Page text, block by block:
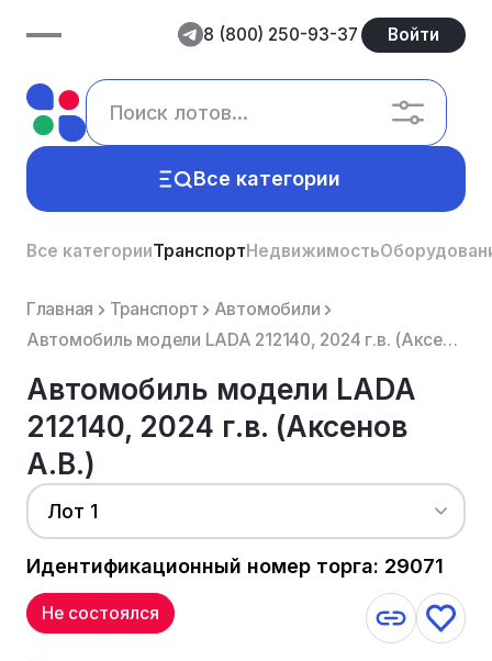
8 (800) 250-93-37 Войти
Все категории
Все категорииТранспортНедвижимость
Главная Транспорт
Автомобили
Автомобиль модели LADA 212140, 2024 г.в. (Аксенов А.В.)
Автомобиль модели LADA
212140, 2024 г.в. (Аксенов
А.В.)
Лот 1
Идентификационный номер торга: 29071
Не состоялся